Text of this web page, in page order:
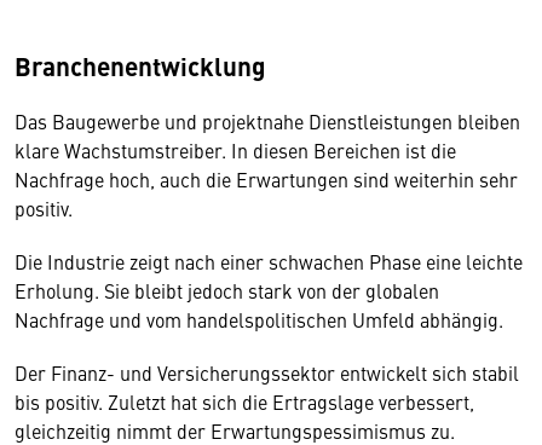
Branchenentwicklung
Das Baugewerbe und projektnahe Dienstleistungen bleiben
klare Wachstumstreiber. In diesen Bereichen ist die
Nachfrage hoch, auch die Erwartungen sind weiterhin sehr
positiv.
Die Industrie zeigt nach einer schwachen Phase eine leichte
Erholung. Sie bleibt jedoch stark von der globalen
Nachfrage und vom handelspolitischen Umfeld abhängig.
Der Finanz- und Versicherungssektor entwickelt sich stabil
bis positiv. Zuletzt hat sich die Ertragslage verbessert,
gleichzeitig nimmt der Erwartungspessimismus zu.